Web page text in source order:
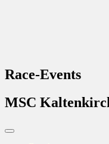
Race-Events
MSC